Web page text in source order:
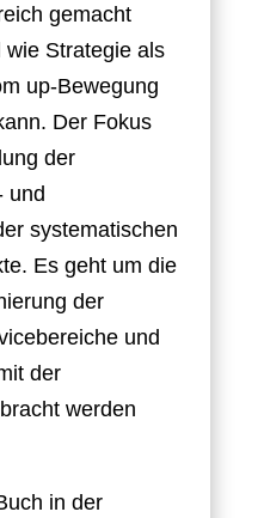
gemacht
Strategie als
up-Bewegung
Der Fokus
der
und
systematischen
Es geht um die
der
und
der
werden
in der